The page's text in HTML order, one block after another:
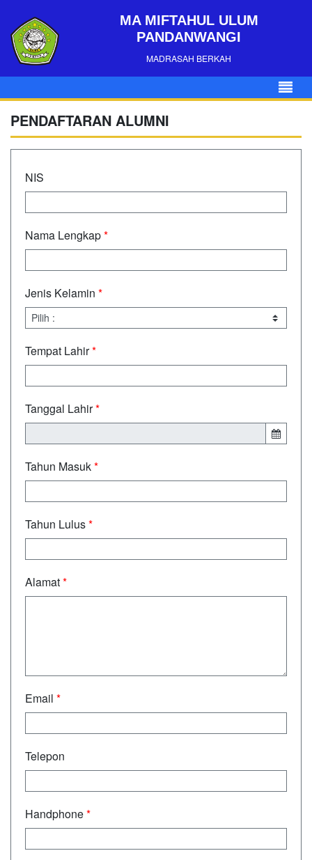
MA MIFTAHUL ULUM
PANDANWANGI
MADRASAH BERKAH
PENDAFTARAN ALUMNI
NIS
Nama Lengkap*
Jenis Kelamin *
Tempat Lahir*
Tanggal Lahir*
Tahun Masuk*
Tahun Lulus*
Alamat*
Email *
Telepon
Handphone*